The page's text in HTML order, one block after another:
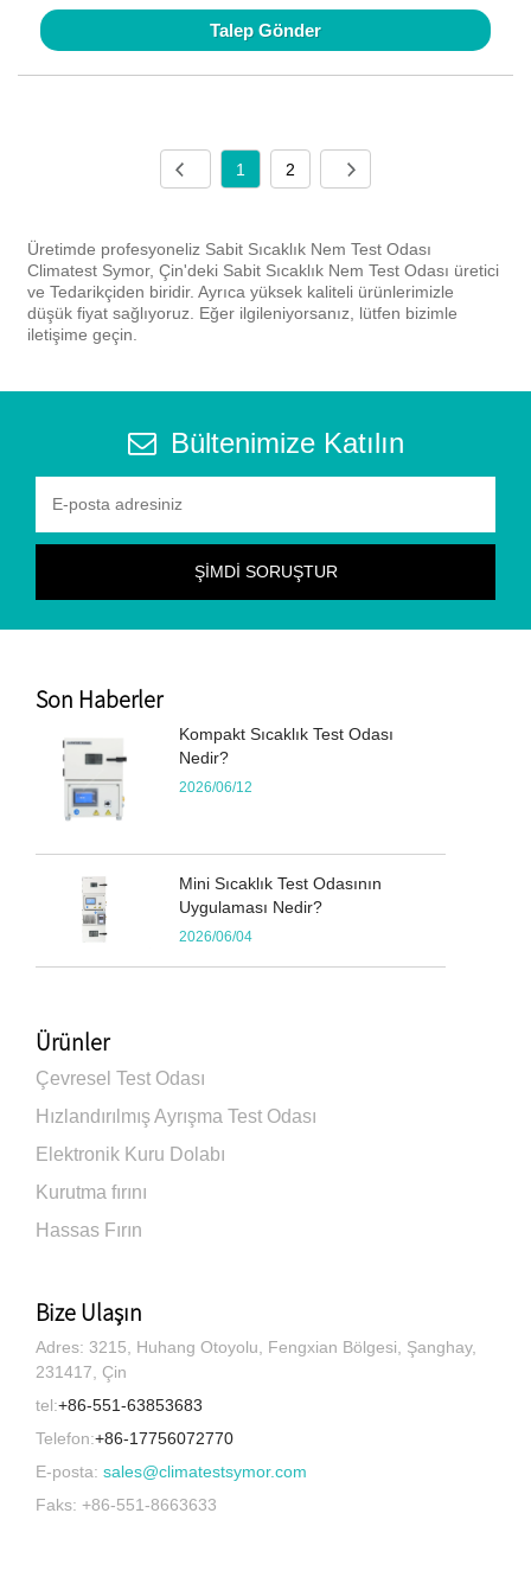
Talep Gönder
1 2
Üretimde profesyoneliz Sabit Sıcaklık Nem Test Odası
Climatest Symor, Çin'deki Sabit Sıcaklık Nem Test Odası üretici
ve Tedarikçiden biridir. Ayrıca yüksek kaliteli ürünlerimizle
düşük fiyat sağlıyoruz. Eğer ilgileniyorsanız, lütfen bizimle
iletişime geçin.
Bültenimize Katılın
Son Haberler
Kompakt Sıcaklık Test Odası
Nedir?
2026/06/12
Mini Sıcaklık Test Odasının
Uygulaması Nedir?
2026/06/04
Ürünler
Çevresel Test Odası
Hızlandırılmış Ayrışma Test Odası
Elektronik Kuru Dolabı
Kurutma fırını
Hassas Fırın
Bize Ulaşın
Adres: 3215, Huhang Otoyolu, Fengxian Bölgesi, Şanghay,
231417, Çin
tel:+86-551-63853683
Telefon:+86-17756072770
E-posta: sales@climatestsymor.com
Faks: +86-551-8663633